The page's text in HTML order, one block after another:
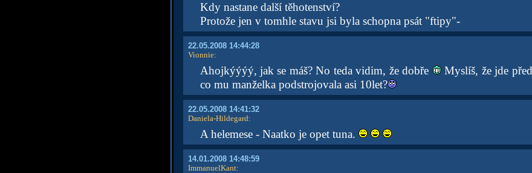
Kdy nastane další těhotenství?
Protože jen v tomhle stavu jsi byla schopna psát "ftipy"-
22.05.2008 14:44:28
Vionnie:
Ahojkýýýý, jak se máš? No teda vidim, že dobře
Myslíš, že jde
co mu manželka podstrojovala asi 10let?
22.05.2008 14:41:32
Daniela-Hildegard:
A helemese - Naatko je opet tuna.
14.01.2008 14:48:59
ImmanuelKant: